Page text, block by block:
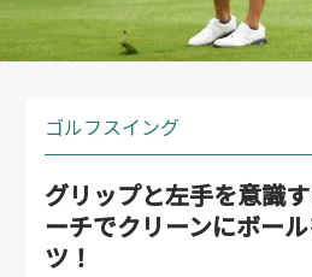
ゴルフスイング
グリップと左手を意識
ーチでクリーンにボー
ツ！